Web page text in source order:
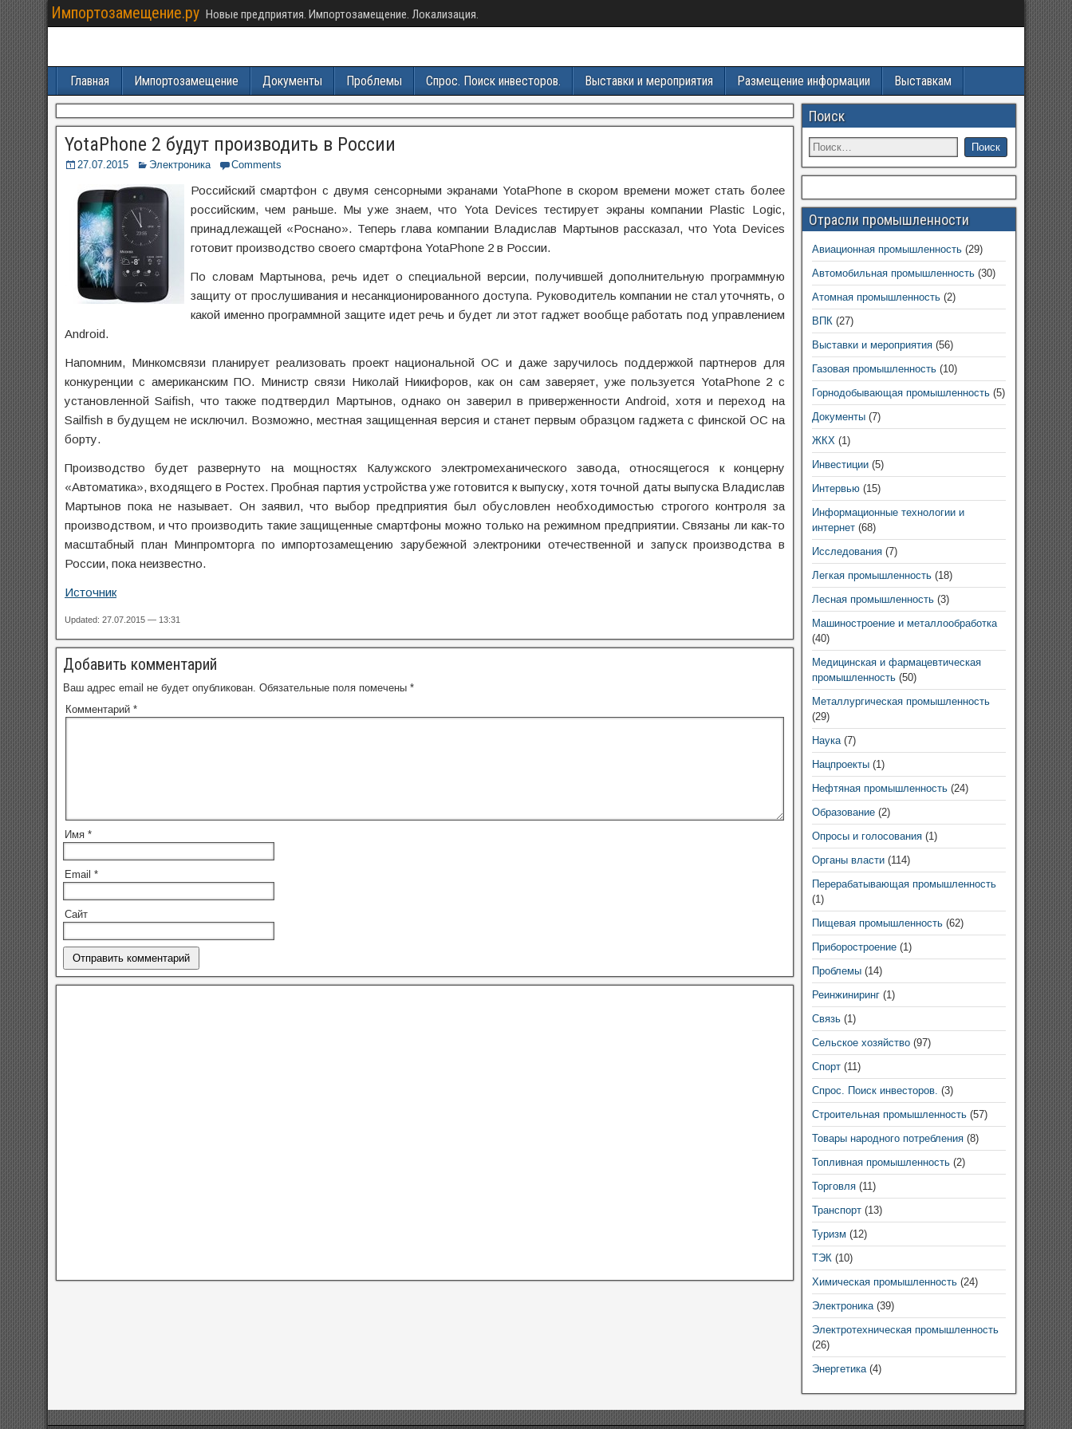
Импортозамещение.ру Новые предприятия. Импортозамещение. Локализация.
Главная Импортозамещение Документы Проблемы Спрос. Поиск инвесторов. Выставки и мероприятия Размещение информации Выставкам
YotaPhonе 2 будут производить в России
27.07.2015 Электроника Comments
Российский смартфон с двумя сенсорными экранами YotaPhone в скором времени может стать более
российским, чем раньше. Мы уже знаем, что Yota Devices тестирует экраны компании Plastic Logic,
принадлежащей «Роснано». Теперь глава компании Владислав Мартынов рассказал, что Yota Devices
готовит производство своего смартфона YotaPhone 2 в России.
По словам Мартынова, речь идет о специальной версии, получившей дополнительную программную
защиту от прослушивания и несанкционированного доступа. Руководитель компании не стал уточнять, о
какой именно программной защите идет речь и будет ли этот гаджет вообще работать под управлением
Android.
Напомним, Минкомсвязи планирует реализовать проект национальной ОС и даже заручилось поддержкой партнеров для
конкуренции с американским ПО. Министр связи Николай Никифоров, как он сам заверяет, уже пользуется YotaPhone 2 c
установленной Saifish, что также подтвердил Мартынов, однако он заверил в приверженности Android, хотя и переход на
Sailfish в будущем не исключил. Возможно, местная защищенная версия и станет первым образцом гаджета с финской ОС на
борту.
Производство будет развернуто на мощностях Калужского электромеханического завода, относящегося к концерну
«Автоматика», входящего в Ростех. Пробная партия устройства уже готовится к выпуску, хотя точной даты выпуска Владислав
Мартынов пока не называет. Он заявил, что выбор предприятия был обусловлен необходимостью строгого контроля за
производством, и что производить такие защищенные смартфоны можно только на режимном предприятии. Связаны ли как-то
масштабный план Минпромторга по импортозамещению зарубежной электроники отечественной и запуск производства в
России, пока неизвестно.
Источник
Updated: 27.07.2015 — 13:31
Добавить комментарий
Ваш адрес email не будет опубликован. Обязательные поля помечены *
Комментарий *
Имя *
Email *
Сайт
Поиск
Отрасли промышленности
Авиационная промышленность(29)
Автомобильная промышленность(30)
Атомная промышленность(2)
ВПК(27)
Выставки и мероприятия(56)
Газовая промышленность(10)
Горнодобывающая промышленность(5)
Документы(7)
ЖКХ(1)
Инвестиции(5)
Интервью(15)
Информационные технологии и
интернет(68)
Исследования(7)
Легкая промышленность(18)
Лесная промышленность(3)
Машиностроение и металлообработка
(40)
Медицинская и фармацевтическая
промышленность(50)
Металлургическая промышленность
(29)
Наука(7)
Нацпроекты(1)
Нефтяная промышленность(24)
Образование(2)
Опросы и голосования(1)
Органы власти(114)
Перерабатывающая промышленность
(1)
Пищевая промышленность(62)
Приборостроение(1)
Проблемы(14)
Реинжиниринг(1)
Связь(1)
Сельское хозяйство(97)
Спорт(11)
Спрос. Поиск инвесторов. (3)
Строительная промышленность(57)
Товары народного потребления(8)
Топливная промышленность(2)
Торговля(11)
Транспорт(13)
Туризм (12)
ТЭК(10)
Химическая промышленность(24)
Электроника(39)
Электротехническая промышленность
(26)
Энергетика(4)